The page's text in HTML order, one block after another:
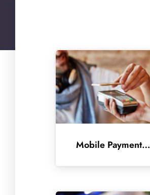
Mobile Payment Application